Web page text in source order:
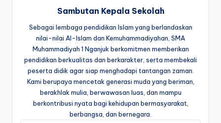
Sambutan Kepala Sekolah
Sebagai lembaga pendidikan Islam yang berlandaskan
nilai-nilai Al-Islam dan Kemuhammadiyahan, SMA
Muhammadiyah 1 Nganjuk berkomitmen memberikan
pendidikan berkualitas dan berkarakter, serta membekali
peserta didik agar siap menghadapi tantangan zaman.
Kami berupaya mencetak generasi muda yang beriman,
berakhlak mulia, berwawasan luas, dan mampu
berkontribusi nyata bagi kehidupan bermasyarakat,
berbangsa, dan bernegara.